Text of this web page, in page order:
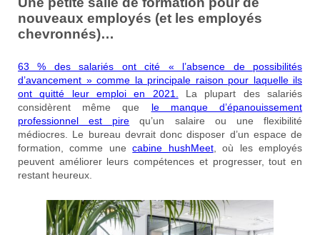
nouveaux employés (et les employés
chevronnés)…
63 % des salariés ont cité « l’absence de possibilités
d’avancement » comme la principale raison pour laquelle ils
ont quitté leur emploi en 2021. La plupart des salariés
considèrent même que le manque d’épanouissement
professionnel est pire qu’un salaire ou une flexibilité
médiocres. Le bureau devrait donc disposer d’un espace de
formation, comme unecabine hushMeet, où les employés
peuvent améliorer leurs compétences et progresser, tout en
restant heureux.